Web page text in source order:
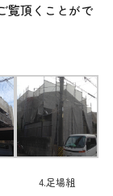
覧頂くことがで
4.足場組